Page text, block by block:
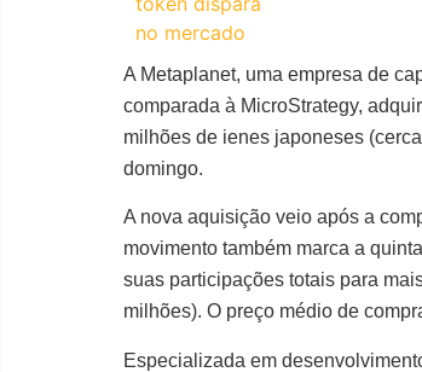
A Metaplanet, uma empresa de
comparada à MicroStrategy,
milhões de ienes japoneses
domingo.
A nova aquisição veio após a
movimento também marca a
suas participações totais para
milhões). O preço médio de
Especializada em